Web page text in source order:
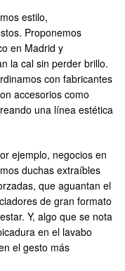
estilo,
Proponemos
en Madrid y
la cal sin perder brillo.
con fabricantes
accesorios como
una línea estética
ejemplo, negocios en
duchas extraíbles
que aguantan el
de gran formato
Y, algo que se nota
en el lavabo
el gesto más